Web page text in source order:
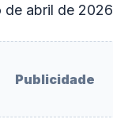
de abril de 2026
Publicidade